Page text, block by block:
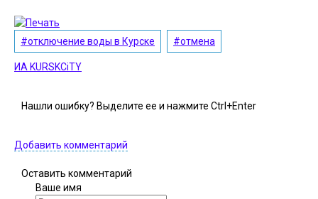
#отключение воды в Курске #отмена
ИА KURSKCiTY
Нашли ошибку? Выделите ее и нажмите Ctrl+Enter
Добавить комментарий
Оставить комментарий
Ваше имя